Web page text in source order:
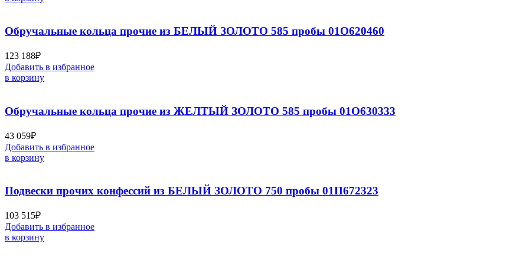
Обручальные кольца прочие из БЕЛЫЙ ЗОЛОТО 585 пробы 01О620460
123 188₽
Добавить в избранное
в корзину
Обручальные кольца прочие из ЖЕЛТЫЙ ЗОЛОТО 585 пробы 01О630333
43 059₽
Добавить в избранное
в корзину
Подвески прочих конфессий из БЕЛЫЙ ЗОЛОТО 750 пробы 01П672323
103 515₽
Добавить в избранное
в корзину